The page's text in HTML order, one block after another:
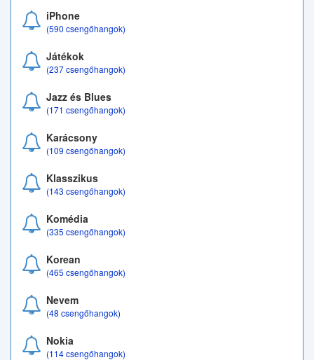
iPhone
(590 csengőhangok)
Játékok
(237 csengőhangok)
Jazz és Blues
(171 csengőhangok)
Karácsony
(109 csengőhangok)
Klasszikus
(143 csengőhangok)
Komédia
(335 csengőhangok)
Korean
(465 csengőhangok)
Nevem
(48 csengőhangok)
Nokia
(114 csengőhangok)